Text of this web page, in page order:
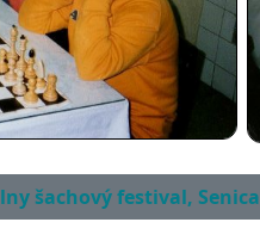
šachový festival, Senica